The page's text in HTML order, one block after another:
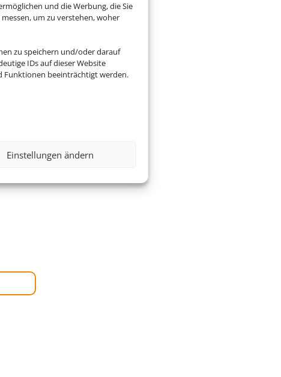
und die Werbung, die Sie
um zu verstehen, woher
zu speichern und/oder darauf
IDs auf dieser Website
Funktionen beeinträchtigt werden.
Einstellungen ändern